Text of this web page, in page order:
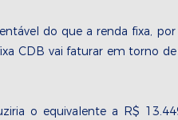
do que a renda fixa,
CDB vai faturar em torno
o equivalente a R$